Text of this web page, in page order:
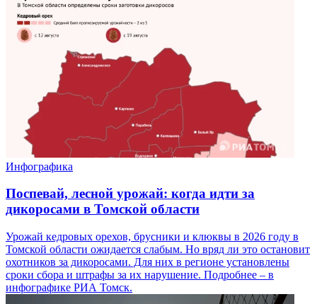
Инфографика
Поспевай, лесной урожай: когда идти за
дикоросами в Томской области
Урожай кедровых орехов, брусники и клюквы в 2026 году в
Томской области ожидается слабым. Но вряд ли это остановит
охотников за дикоросами. Для них в регионе установлены
сроки сбора и штрафы за их нарушение. Подробнее – в
инфографике РИА Томск.